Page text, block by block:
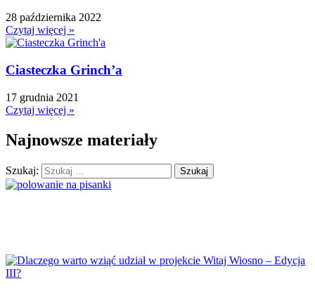
↳ Terenowe
H
Halloween
Jesień
Język Angielski
K
Kalendarz adwentowy
Karnawał
↳ Kolorowanki XXL
28 października 2022
Czytaj więcej »
Ciasteczka Grinch’a
17 grudnia 2021
Czytaj więcej »
Najnowsze materiały
Szukaj: